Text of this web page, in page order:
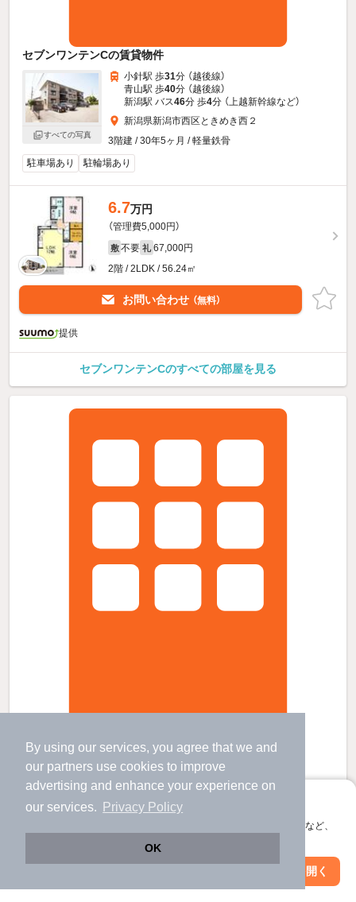
By using our services, you agree that we and
our partners use cookies to improve
advertising and enhance your experience on
our services.
Privacy Policy
OK
アプリに切り替えて、サクサクお部屋探し
会員登録なしですぐ使える。マップ検索やお気に入り保存など、
アプリを開く
セブンワンテンCの賃貸物件
すべての写真
小針駅 歩31分 （越後線）
青山駅 歩40分 （越後線）
新潟駅 バス46分 歩4分 （上越新幹線など）
新潟県新潟市西区ときめき西２
3階建 / 30年5ヶ月 / 軽量鉄骨
駐車場あり
駐輪場あり
6.7万円
（管理費5,000円）
敷 不要 礼 67,000円
2階 / 2LDK / 56.24㎡
お問い合わせ （無料）
提供
セブンワンテンCのすべての部屋を見る
すべての写真
新潟県新潟市西区ときめき西１
2階建 / 30年6ヶ月 / 木造
絞り込み条件を変更